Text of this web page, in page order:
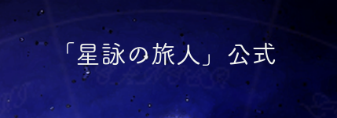
​「星詠の旅人」公式